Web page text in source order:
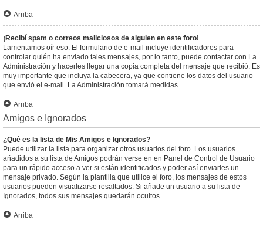
Arriba
¡Recibí spam o correos maliciosos de alguien en este foro!
Lamentamos oír eso. El formulario de e-mail incluye identificadores para
controlar quién ha enviado tales mensajes, por lo tanto, puede contactar con La
Administración y hacerles llegar una copia completa del mensaje que recibió. Es
muy importante que incluya la cabecera, ya que contiene los datos del usuario
que envió el e-mail. La Administración tomará medidas.
Arriba
Amigos e Ignorados
¿Qué es la lista de Mis Amigos e Ignorados?
Puede utilizar la lista para organizar otros usuarios del foro. Los usuarios
añadidos a su lista de Amigos podrán verse en en Panel de Control de Usuario
para un rápido acceso a ver si están identificados y poder así enviarles un
mensaje privado. Según la plantilla que utilice el foro, los mensajes de estos
usuarios pueden visualizarse resaltados. Si añade un usuario a su lista de
Ignorados, todos sus mensajes quedarán ocultos.
Arriba